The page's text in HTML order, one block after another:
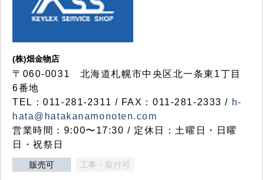
(株)畑金物店
〒060-0031 北海道札幌市中央区北一条東1丁目
6番地
TEL：011-281-2311 / FAX：011-281-2333 / h-
hata@hatakanamonoten.com
営業時間：9:00〜17:30 / 定休日：土曜日・日曜
日・祝祭日
販売可 工事・取付可